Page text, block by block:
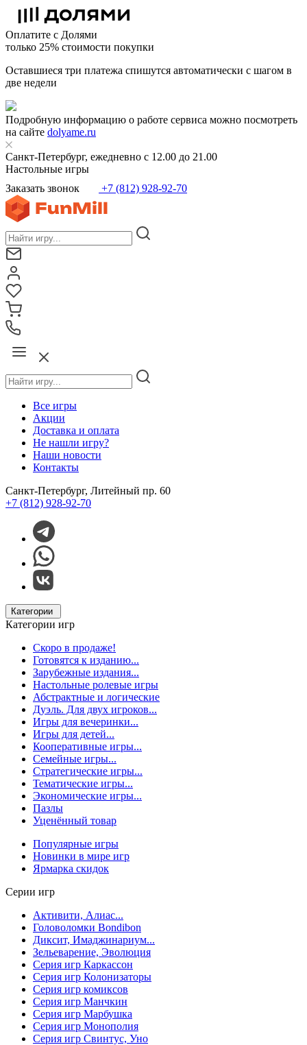
Оплатите с Долями
только 25% стоимости покупки
Оставшиеся три платежа спишутся автоматически с шагом в
две недели
Подробную информацию о работе сервиса можно посмотреть
на сайте dolyame.ru
Санкт-Петербург, ежедневно с 12.00 до 21.00
Настольные игры
Заказать звонок
+7 (812) 928-92-70
Все игры
Акции
Доставка и оплата
Не нашли игру?
Наши новости
Контакты
Санкт-Петербург, Литейный пр. 60
+7 (812) 928-92-70
Категории
Категории игр
Скоро в продаже!
Готовятся к изданию...
Зарубежные издания...
Настольные ролевые игры
Абстрактные и логические
Дуэль. Для двух игроков...
Игры для вечеринки...
Игры для детей...
Кооперативные игры...
Семейные игры...
Стратегические игры...
Тематические игры...
Экономические игры...
Пазлы
Уценённый товар
Популярные игры
Новинки в мире игр
Ярмарка скидок
Серии игр
Активити, Алиас...
Головоломки Bondibon
Диксит, Имаджинариум...
Зельеварение, Эволюция
Серия игр Каркассон
Серия игр Колонизаторы
Серия игр комиксов
Серия игр Манчкин
Серия игр Марбушка
Серия игр Монополия
Серия игр Свинтус, Уно